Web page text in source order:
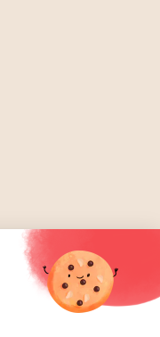
et les gourmets
au meilleur
particuliers, que vous
sans doute ce
vous ne soupçonniez
la vente en ligne